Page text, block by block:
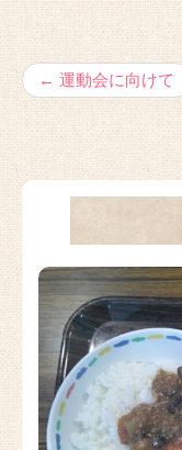
← 運動会に向けて